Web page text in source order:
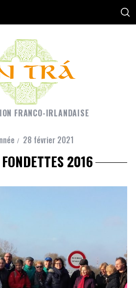
FRANCO-IRLANDAISE
28 février 2021
2016